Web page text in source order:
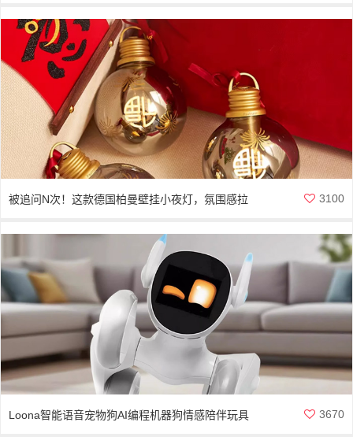
控防跌倒报警器
被追问N次！这款德国柏曼壁挂小夜灯，氛围感拉
满
3100
Loona智能语音宠物狗AI编程机器狗情感陪伴玩具 3670